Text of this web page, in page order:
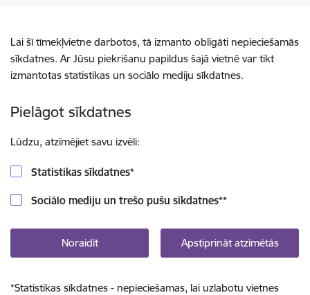
Lai šī tīmekļvietne darbotos, tā izmanto obligāti nepieciešamās
sīkdatnes. Ar Jūsu piekrišanu papildus šajā vietnē var tikt
izmantotas statistikas un sociālo mediju sīkdatnes.
Pielāgot sīkdatnes
Lūdzu, atzīmējiet savu izvēli:
Statistikas sīkdatnes*
Sociālo mediju un trešo pušu sīkdatnes**
Noraidīt Apstiprināt atzīmētās
*Statistikas sīkdatnes - nepieciešamas, lai uzlabotu vietnes